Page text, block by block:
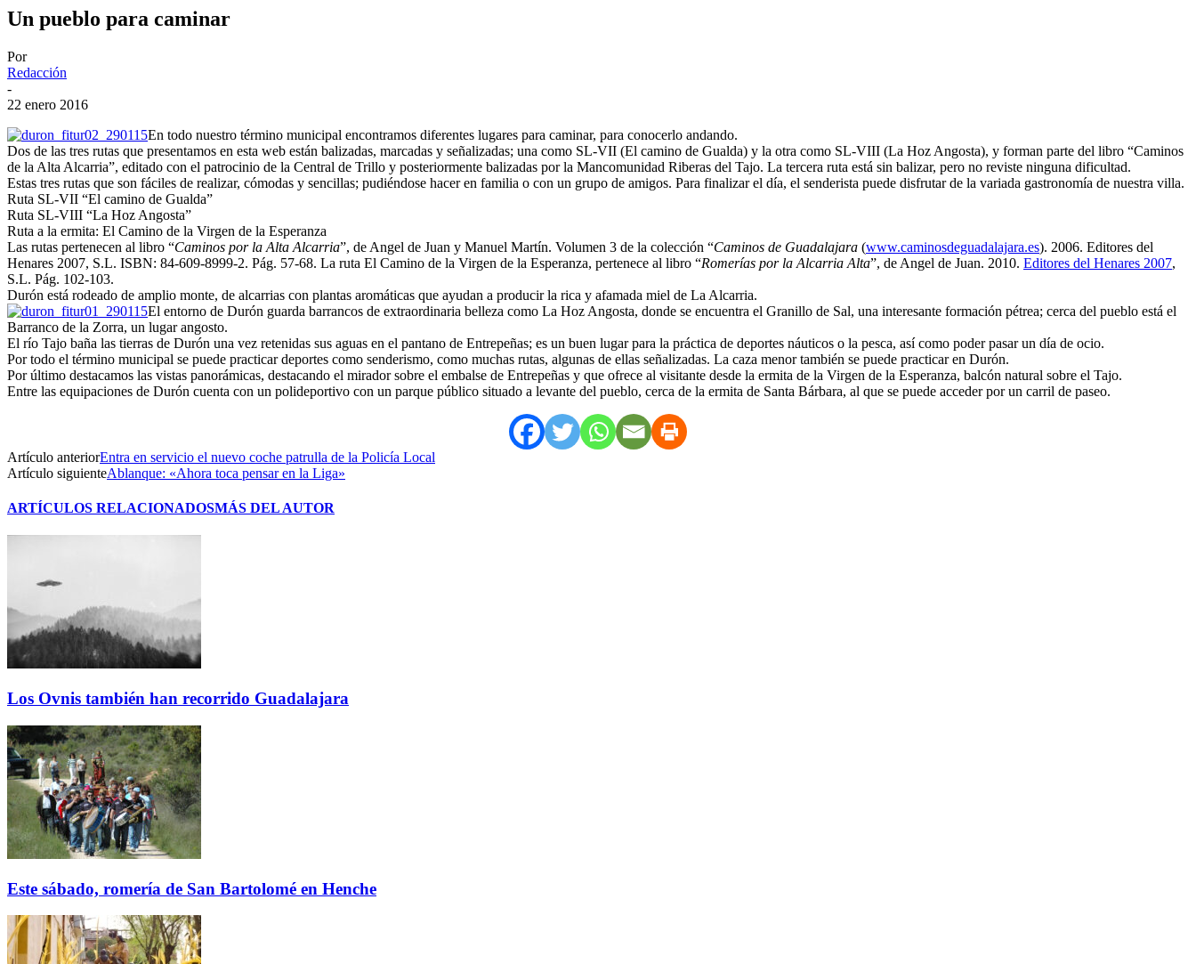
Un pueblo para caminar
Por
Redacción
-
22 enero 2016
En todo nuestro término municipal encontramos diferentes lugares para caminar, para conocerlo andando.
Dos de las tres rutas que presentamos en esta web están balizadas, marcadas y señalizadas; una como SL-VII (El camino de Gualda) y la otra como SL-VIII (La Hoz Angosta), y forman parte del libro “Caminos
de la Alta Alcarria”, editado con el patrocinio de la Central de Trillo y posteriormente balizadas por la Mancomunidad Riberas del Tajo. La tercera ruta está sin balizar, pero no reviste ninguna dificultad.
Estas tres rutas que son fáciles de realizar, cómodas y sencillas; pudiéndose hacer en familia o con un grupo de amigos. Para finalizar el día, el senderista puede disfrutar de la variada gastronomía de nuestra villa.
Ruta SL-VII “El camino de Gualda”
Ruta SL-VIII “La Hoz Angosta”
Ruta a la ermita: El Camino de la Virgen de la Esperanza
Las rutas pertenecen al libro “Caminos por la Alta Alcarria”, de Angel de Juan y Manuel Martín. Volumen 3 de la colección “Caminos de Guadalajara (www.caminosdeguadalajara.es). 2006. Editores del
Henares 2007, S.L. ISBN: 84-609-8999-2. Pág. 57-68. La ruta El Camino de la Virgen de la Esperanza, pertenece al libro “Romerías por la Alcarria Alta”, de Angel de Juan. 2010. Editores del Henares 2007,
S.L. Pág. 102-103.
Durón está rodeado de amplio monte, de alcarrias con plantas aromáticas que ayudan a producir la rica y afamada miel de La Alcarria.
El entorno de Durón guarda barrancos de extraordinaria belleza como La Hoz Angosta, donde se encuentra el Granillo de Sal, una interesante formación pétrea; cerca del pueblo está el
Barranco de la Zorra, un lugar angosto.
El río Tajo baña las tierras de Durón una vez retenidas sus aguas en el pantano de Entrepeñas; es un buen lugar para la práctica de deportes náuticos o la pesca, así como poder pasar un día de ocio.
Por todo el término municipal se puede practicar deportes como senderismo, como muchas rutas, algunas de ellas señalizadas. La caza menor también se puede practicar en Durón.
Por último destacamos las vistas panorámicas, destacando el mirador sobre el embalse de Entrepeñas y que ofrece al visitante desde la ermita de la Virgen de la Esperanza, balcón natural sobre el Tajo.
Entre las equipaciones de Durón cuenta con un polideportivo con un parque público situado a levante del pueblo, cerca de la ermita de Santa Bárbara, al que se puede acceder por un carril de paseo.
Artículo anteriorEntra en servicio el nuevo coche patrulla de la Policía Local
Artículo siguienteAblanque: «Ahora toca pensar en la Liga»
ARTÍCULOS RELACIONADOSMÁS DEL AUTOR
Los Ovnis también han recorrido Guadalajara
Este sábado, romería de San Bartolomé en Henche